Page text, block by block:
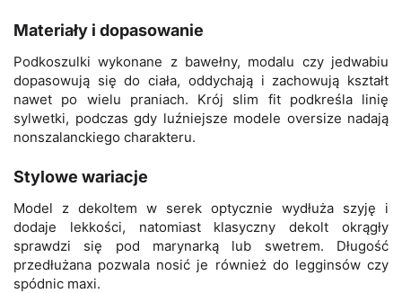
Materiały i dopasowanie
Podkoszulki wykonane z bawełny, modalu czy jedwabiu
dopasowują się do ciała, oddychają i zachowują kształt
nawet po wielu praniach. Krój slim fit podkreśla linię
sylwetki, podczas gdy luźniejsze modele oversize nadają
nonszalanckiego charakteru.
Stylowe wariacje
Model z dekoltem w serek optycznie wydłuża szyję i
dodaje lekkości, natomiast klasyczny dekolt okrągły
sprawdzi się pod marynarką lub swetrem. Długość
przedłużana pozwala nosić je również do legginsów czy
spódnic maxi.